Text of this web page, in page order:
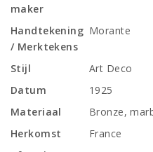
maker
Handtekening
/ Merktekens
Morante
Stijl
Art Deco
Datum
1925
Materiaal
Bronze,
Herkomst
France